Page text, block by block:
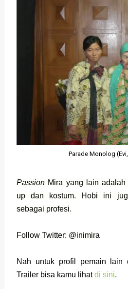
Parade Monolog
PassionMira yang lain adalah
up dan kostum. Hobi ini
sebagai profesi.
Follow Twitter: @inimira
Nah untuk profil pemain lain
Trailer bisa kamu lihatdi sini.